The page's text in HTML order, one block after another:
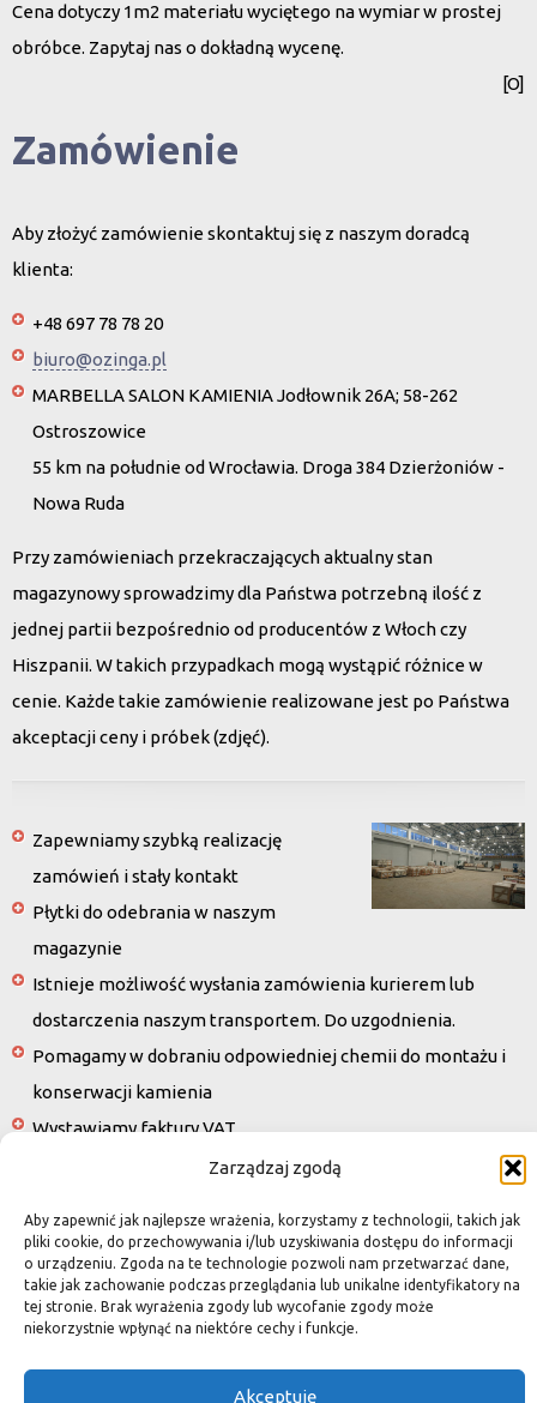
Zarządzaj zgodą
Aby zapewnić jak najlepsze wrażenia, korzystamy z technologii, takich jak
pliki cookie, do przechowywania i/lub uzyskiwania dostępu do informacji
o urządzeniu. Zgoda na te technologie pozwoli nam przetwarzać dane,
takie jak zachowanie podczas przeglądania lub unikalne identyfikatory na
tej stronie. Brak wyrażenia zgody lub wycofanie zgody może
niekorzystnie wpłynąć na niektóre cechy i funkcje.
Akceptuję
Cena dotyczy 1m2 materiału wyciętego na wymiar w prostej
obróbce. Zapytaj nas o dokładną wycenę.
[O]
Zamówienie
Aby złożyć zamówienie skontaktuj się z naszym doradcą
klienta:
+48 697 78 78 20
biuro@ozinga.pl
MARBELLA SALON KAMIENIA Jodłownik 26A; 58-262
Ostroszowice
55 km na południe od Wrocławia. Droga 384 Dzierżoniów -
Nowa Ruda
Przy zamówieniach przekraczających aktualny stan
magazynowy sprowadzimy dla Państwa potrzebną ilość z
jednej partii bezpośrednio od producentów z Włoch czy
Hiszpanii. W takich przypadkach mogą wystąpić różnice w
cenie. Każde takie zamówienie realizowane jest po Państwa
akceptacji ceny i próbek (zdjęć).
Zapewniamy szybką realizację
zamówień i stały kontakt
Płytki do odebrania w naszym
magazynie
Istnieje możliwość wysłania zamówienia kurierem lub
dostarczenia naszym transportem. Do uzgodnienia.
Pomagamy w dobraniu odpowiedniej chemii do montażu i
konserwacji kamienia
Wystawiamy faktury VAT
wykorzystywania bez pisemnej zgody właścicieli.
UWAGA: Należy pamiętać, że kamień jest materiałem naturalnym, w związku z
czym zmiany odcieni, przeżylenia czy mikropęknięcia nie są wadami a świadczą
jedynie o niezwykłości i niepowtarzalności. Różnice koloru i struktury są
naturalną cechą kamienia i w związku z tym nie da się ich przewidzieć. Na
nierówności czy rysy, które stanowią ich naturalną cechę.